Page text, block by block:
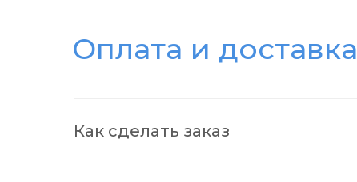
Оплата и доставка
Как сделать заказ